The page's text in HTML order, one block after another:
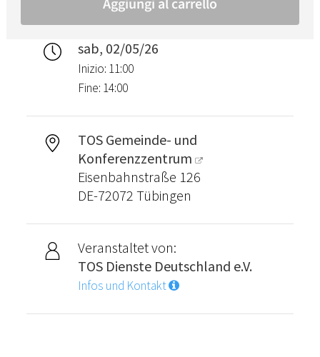
sab, 02/05/26
Inizio: 11:00
Fine: 14:00
TOS Gemeinde- und
Konferenzzentrum
Eisenbahnstraße 126
DE-72072 Tübingen
Veranstaltet von:
TOS Dienste Deutschland e.V.
Infos und Kontakt